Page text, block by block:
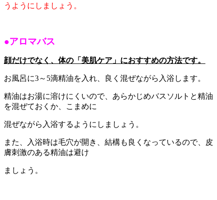
うようにしましょう。
●アロマバス
顔だけでなく、体の「美肌ケア」におすすめの方法です。
お風呂に3～5滴精油を入れ、良く混ぜながら入浴します。
精油はお湯に溶けにくいので、あらかじめバスソルトと精油
を混ぜておくか、こまめに
混ぜながら入浴するようにしましょう。
また、入浴時は毛穴が開き、結構も良くなっているので、皮
膚刺激のある精油は避け
ましょう。